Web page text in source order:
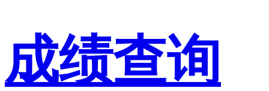
成绩查询